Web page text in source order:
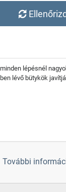
lépésnél
lévő bütykök
További